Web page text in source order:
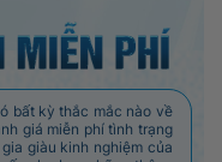
bất kỳ thắc mắc nào về
giá miễn phí tình trạng
giàu kinh nghiệm của